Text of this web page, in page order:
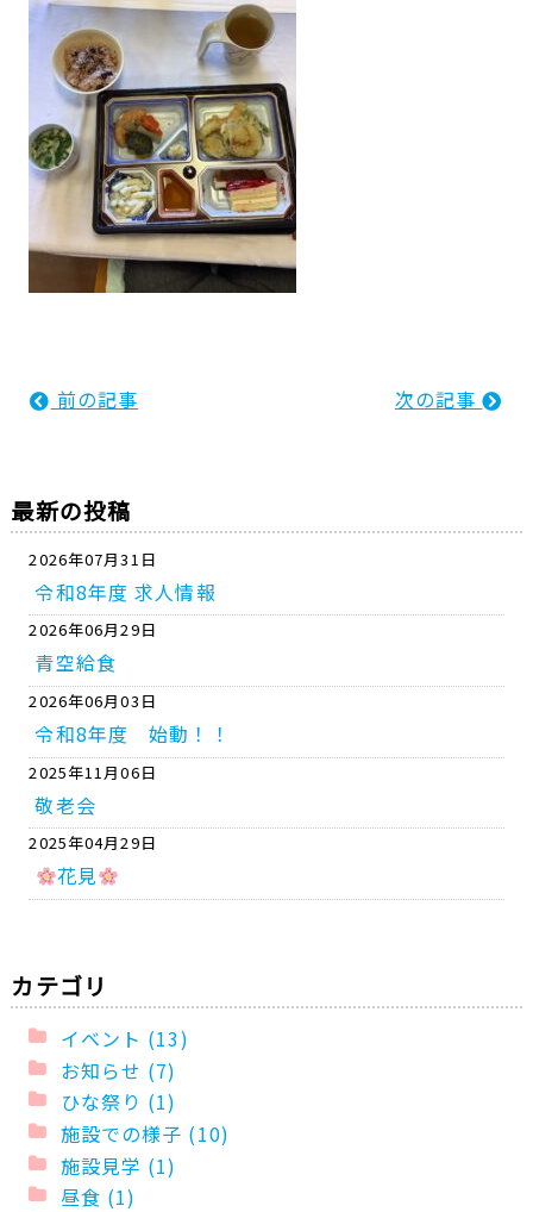
前の記事 次の記事
最新の投稿
2026年07月31日
令和8年度 求人情報
2026年06月29日
青空給食
2026年06月03日
令和8年度 始動！！
2025年11月06日
敬老会
2025年04月29日
花見
カテゴリ
イベント (13)
お知らせ (7)
ひな祭り (1)
施設での様子 (10)
施設見学 (1)
昼食 (1)